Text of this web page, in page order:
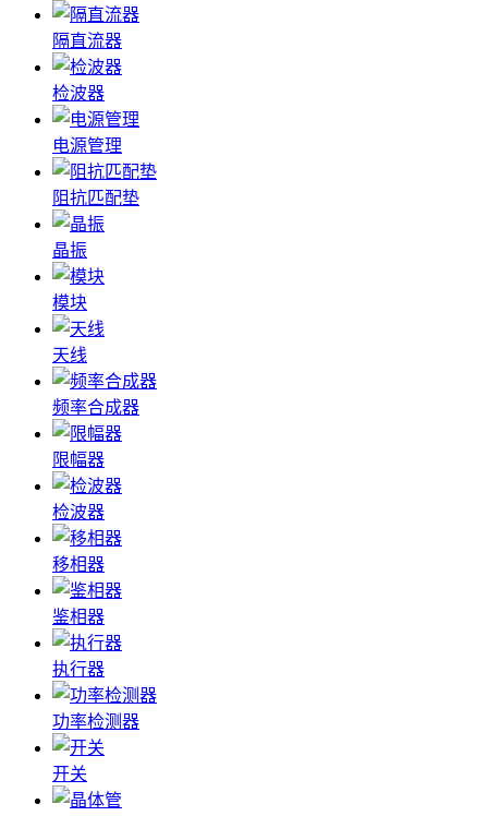
隔直流器
检波器
电源管理
阻抗匹配垫
晶振
模块
天线
频率合成器
限幅器
检波器
移相器
鉴相器
执行器
功率检测器
开关